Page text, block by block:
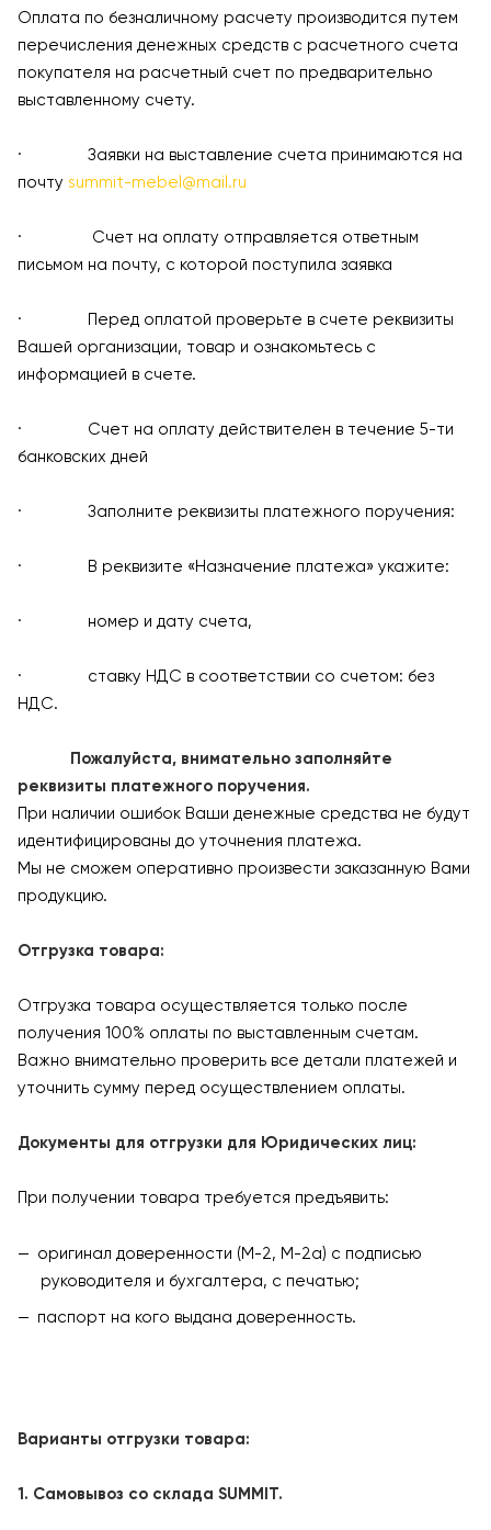
Оплата по безналичному расчету производится путем
перечисления денежных средств с расчетного счета
покупателя на расчетный счет по предварительно
выставленному счету.
· Заявки на выставление счета принимаются на
почту summit-mebel@mail.ru
· Счет на оплату отправляется ответным
письмом на почту, с которой поступила заявка
· Перед оплатой проверьте в счете реквизиты
Вашей организации, товар и ознакомьтесь с
информацией в счете.
· Счет на оплату действителен в течение 5-ти
банковских дней
· Заполните реквизиты платежного поручения:
· В реквизите «Назначение платежа» укажите:
· номер и дату счета,
· ставку НДС в соответствии со счетом: без
НДС.
Пожалуйста, внимательно заполняйте
реквизиты платежного поручения.
При наличии ошибок Ваши денежные средства не будут
идентифицированы до уточнения платежа.
Мы не сможем оперативно произвести заказанную Вами
продукцию.
Отгрузка товара:
Отгрузка товара осуществляется только после
получения 100% оплаты по выставленным счетам.
Важно внимательно проверить все детали платежей и
уточнить сумму перед осуществлением оплаты.
Документы для отгрузки для Юридических лиц:
При получении товара требуется предъявить:
оригинал доверенности (М-2, М-2а) с подписью
руководителя и бухгалтера, с печатью;
паспорт на кого выдана доверенность.
Варианты отгрузки товара:
1. Самовывоз со склада SUMMIT.